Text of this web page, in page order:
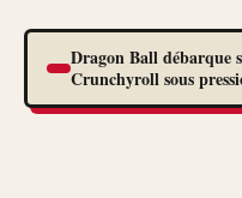
Dragon Ball débarque
Crunchyroll sous